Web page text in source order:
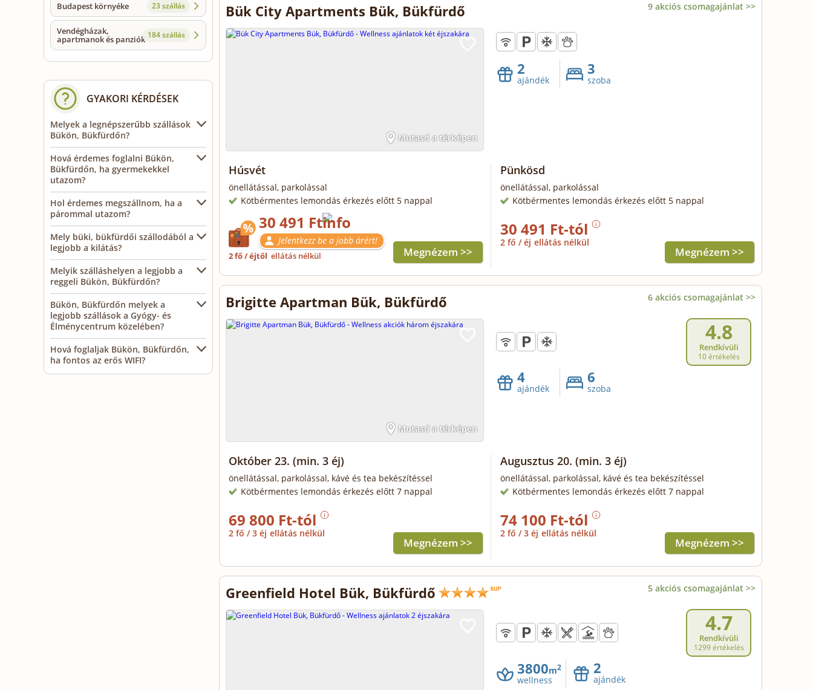
Budapest környéke 23 szállás
Vendégházak,
apartmanok és panziók 184 szállás
GYAKORI KÉRDÉSEK
Melyek a legnépszerűbb szállások
Bükön, Bükfürdőn?
Hová érdemes foglalni Bükön,
Bükfürdőn, ha gyermekekkel
utazom?
Hol érdemes megszállnom, ha a
párommal utazom?
Mely büki, bükfürdői szállodából a
legjobb a kilátás?
Melyik szálláshelyen a legjobb a
reggeli Bükön, Bükfürdőn?
Bükön, Bükfürdőn melyek a
legjobb szállások a Gyógy- és
Élménycentrum közelében?
Hová foglaljak Bükön, Bükfürdőn,
ha fontos az erős WIFI?
Bük City Apartments Bük, Bükfürdő 9 akciós csomagajánlat >>
Mutasd a térképen
2
ajándék
3
szoba
Húsvét
önellátással, parkolással
Kötbérmentes lemondás érkezés előtt 5 nappal
30 491 Ft
Jelentkezz be a jobb árért!
2 fő / éjtől ellátás nélkül Megnézem >>
Pünkösd
önellátással, parkolással
Kötbérmentes lemondás érkezés előtt 5 nappal
30 491 Ft-tól
2 fő / éj ellátás nélkül
Megnézem >>
Brigitte Apartman Bük, Bükfürdő 6 akciós csomagajánlat >>
Mutasd a térképen
4.8
Rendkívüli
10 értékelés
4
ajándék
6
szoba
Október 23. (min. 3 éj)
önellátással, parkolással, kávé és tea bekészítéssel
Kötbérmentes lemondás érkezés előtt 7 nappal
69 800 Ft-tól
2 fő / 3 éj ellátás nélkül
Megnézem >>
Augusztus 20. (min. 3 éj)
önellátással, parkolással, kávé és tea bekészítéssel
Kötbérmentes lemondás érkezés előtt 7 nappal
74 100 Ft-tól
2 fő / 3 éj ellátás nélkül
Megnézem >>
Greenfield Hotel Bük, Bükfürdő 5 akciós csomagajánlat >>
4.7
Rendkívüli
1299 értékelés
3800m2
wellness
2
ajándék